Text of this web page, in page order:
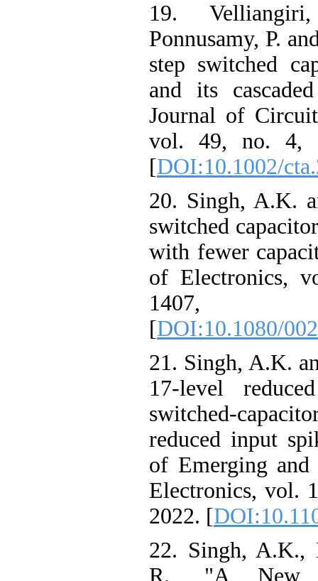
19.
Ponnusamy, P.
step switched
and its
Journal of
vol. 49, no. 4,
[DOI:10.1002/
20. Singh, A.K.
switched
with fewer
of Electronics,
[DOI:10.1080/
21. Singh, A.K.
17-level
switched-
reduced input
of Emerging and
Electronics, vol.
2022. [
22. Singh, A.K.,
R., "A New